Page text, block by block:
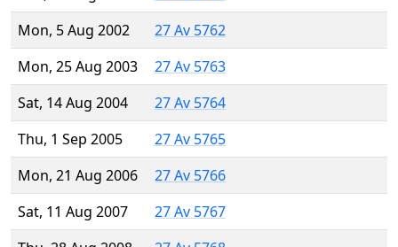
Mon, 5 Aug 2002
27 Av 5762
Mon, 25 Aug 2003
27 Av 5763
Sat, 14 Aug 2004
27 Av 5764
Thu, 1 Sep 2005
27 Av 5765
Mon, 21 Aug 2006
27 Av 5766
Sat, 11 Aug 2007
27 Av 5767